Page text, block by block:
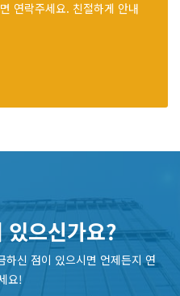
연락주세요. 친절하게 안내
있으신가요?
하신 점이 있으시면 언제든지 연
요!